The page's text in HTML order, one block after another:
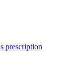
prescription